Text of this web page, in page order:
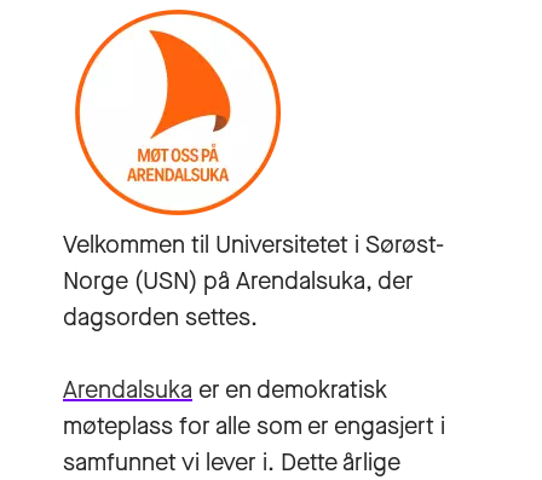
Velkommen til Universitetet i Sørøst-
Norge (USN) på Arendalsuka, der
dagsorden settes.
Arendalsuka er en demokratisk
møteplass for alle som er engasjert i
samfunnet vi lever i. Dette årlige